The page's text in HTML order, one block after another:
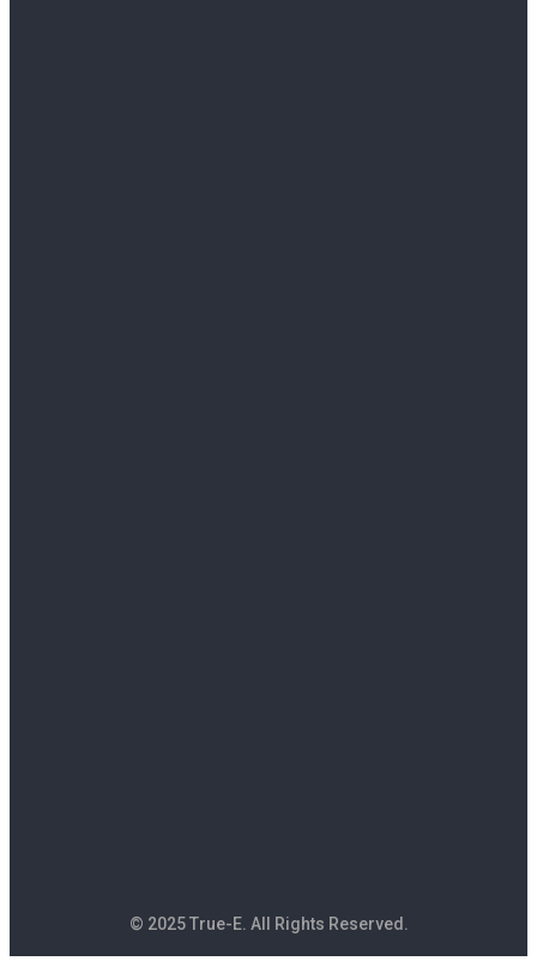
© 2025 True-E. All Rights Reserved.